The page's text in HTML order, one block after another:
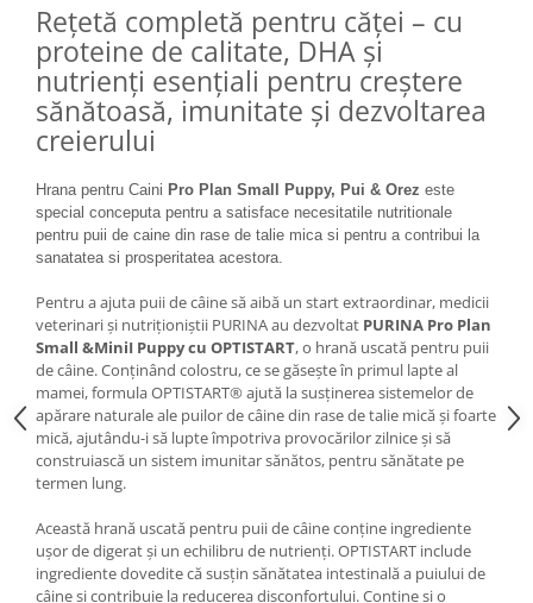
Incalzitoare si pompe terarii
Solutii iluminat terarii
Lampi terarii
Suplimente vitamino minerale
reptile
Accesorii diverse terarii
Iazuri
Igiena Iazuri
Hrana pesti iazuri
Teste apa iaz
Filtre iaz
Pompe iaz
Incalzitor Iaz
Accesorii iaz
Toaletare cai
Casti echitatie
Accesorii cai
Rețetă completă pentru căței – cu
proteine de calitate, DHA și
nutrienți esențiali pentru creștere
sănătoasă, imunitate și dezvoltarea
creierului
Hrana pentru Caini Pro Plan Small Puppy, Pui & Orez este
special conceputa pentru a satisface necesitatile nutritionale
pentru puii de caine din rase de talie mica si pentru a contribui la
sanatatea si prosperitatea acestora.
Pentru a ajuta puii de câine să aibă un start extraordinar, medicii
veterinari și nutriționiștii PURINA au dezvoltat PURINA Pro Plan
Small &MiniI Puppy cu OPTISTART, o hrană uscată pentru puii
de câine. Conținând colostru, ce se găsește în primul lapte al
mamei, formula OPTISTART® ajută la susținerea sistemelor de
apărare naturale ale puilor de câine din rase de talie mică și foarte
mică, ajutându-i să lupte împotriva provocărilor zilnice și să
construiască un sistem imunitar sănătos, pentru sănătate pe
termen lung.
Această hrană uscată pentru puii de câine conține ingrediente
ușor de digerat și un echilibru de nutrienți. OPTISTART include
ingrediente dovedite că susțin sănătatea intestinală a puiului de
câine și contribuie la reducerea disconfortului. Conține și o